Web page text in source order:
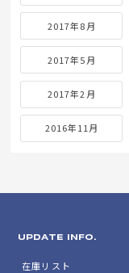
2017年8月
2017年5月
2017年2月
2016年11月
UPDATE INFO.
在庫リスト